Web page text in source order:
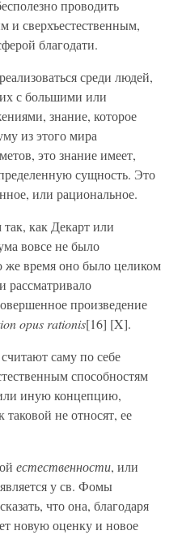
проводить
и сверхъестественным,
благодати.
среди людей,
с большими или
знание, которое
из этого мира
это знание имеет,
сущность. Это
или рациональное.
как Декарт или
вовсе не было
же время оно было целиком
рассматривало
произведение
opus rationis[16] [X].
саму по себе
способностям
или иную концепцию,
не относят, ее
естественности, или
у св. Фомы
что она, благодаря
новую оценку и новое